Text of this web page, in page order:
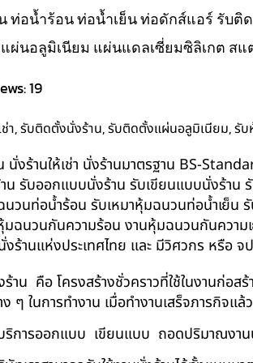
ท่อน้ำร้อน ท่อน้ำเย็น ท่อดักส์แอร์ รับ
ผ่นอลูมิเนียม แผ่นแดลเซี่ยมซิลิเกต ส
19
า,รับติดตั้งนั่งร้าน,รับติดตั้งแผ่นอลูมิเนียม,รับ
น นั่งร้านให้เช่า นั่งร้านมาตรฐาน BS-
น รับออกแบบนั่งร้าน รับเขียนแบบนั่งร้าน
นวนท่อน้ำร้อน รับเหมาหุ้มฉนวนท่อน้ำเย็
ฉนวนกันความร้อน งานหุ้มฉนวนกันควา
งร้านแห่งประเทศไทย และ มีวิศวกร หรือ
ร้าน คือ โครงสร้างชั่วคราวที่ใช้ในงานก่อ
ๆ ในการทำงาน เมื่อทำงานเสร็จภารกิจ
บริการออกแบบ เขียนแบบ ถอดปริมาณงา